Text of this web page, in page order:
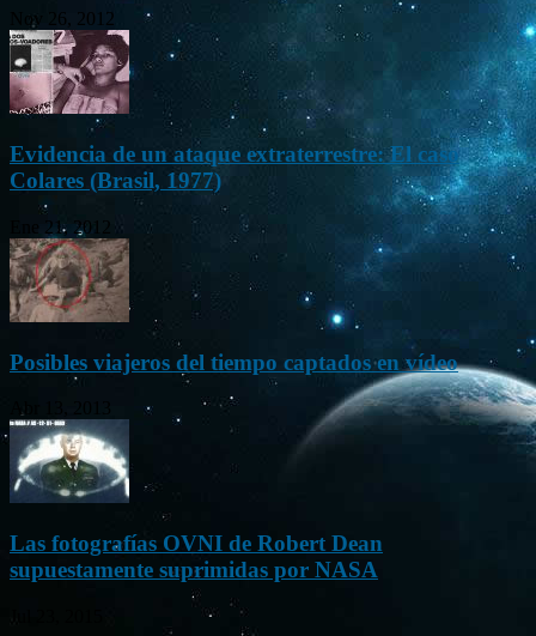
Nov 26, 2012
Evidencia de un ataque extraterrestre: El caso
Colares (Brasil, 1977)
Ene 21, 2012
Posibles viajeros del tiempo captados en vídeo
Las fotografías OVNI de Robert Dean
supuestamente suprimidas por NASA